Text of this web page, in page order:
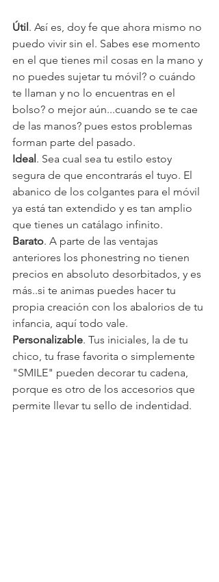
Útil. Así es, doy fe que ahora mismo no
puedo vivir sin el. Sabes ese momento
en el que tienes mil cosas en la mano y
no puedes sujetar tu móvil? o cuándo
te llaman y no lo encuentras en el
bolso? o mejor aún...cuando se te cae
de las manos? pues estos problemas
forman parte del pasado.
Ideal. Sea cual sea tu estilo estoy
segura de que encontrarás el tuyo. El
abanico de los colgantes para el móvil
ya está tan extendido y es tan amplio
que tienes un catálago infinito.
Barato. A parte de las ventajas
anteriores los phonestring no tienen
precios en absoluto desorbitados, y es
más..si te animas puedes hacer tu
propia creación con los abalorios de tu
infancia, aquí todo vale.
Personalizable. Tus iniciales, la de tu
chico, tu frase favorita o simplemente
"SMILE" pueden decorar tu cadena,
porque es otro de los accesorios que
permite llevar tu sello de indentidad.